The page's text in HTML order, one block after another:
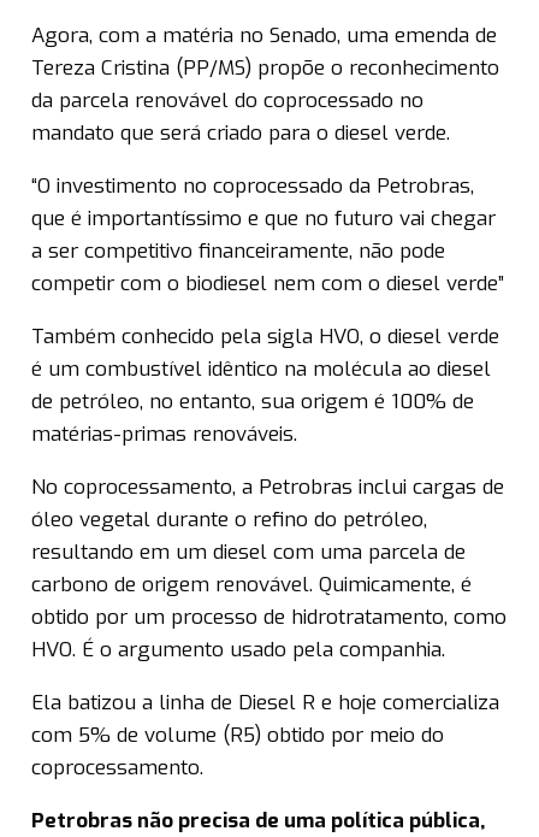
Agora, com a matéria no Senado, uma emenda de
Tereza Cristina (PP/MS) propõe o reconhecimento
da parcela renovável do coprocessado no
mandato que será criado para o diesel verde.
“O investimento no coprocessado da Petrobras,
que é importantíssimo e que no futuro vai chegar
a ser competitivo financeiramente, não pode
competir com o biodiesel nem com o diesel verde”
Também conhecido pela sigla HVO, o diesel verde
é um combustível idêntico na molécula ao diesel
de petróleo, no entanto, sua origem é 100% de
matérias-primas renováveis.
No coprocessamento, a Petrobras inclui cargas de
óleo vegetal durante o refino do petróleo,
resultando em um diesel com uma parcela de
carbono de origem renovável. Quimicamente, é
obtido por um processo de hidrotratamento, como
HVO. É o argumento usado pela companhia.
Ela batizou a linha de Diesel R e hoje comercializa
com 5% de volume (R5) obtido por meio do
coprocessamento.
Petrobras não precisa de uma política pública,